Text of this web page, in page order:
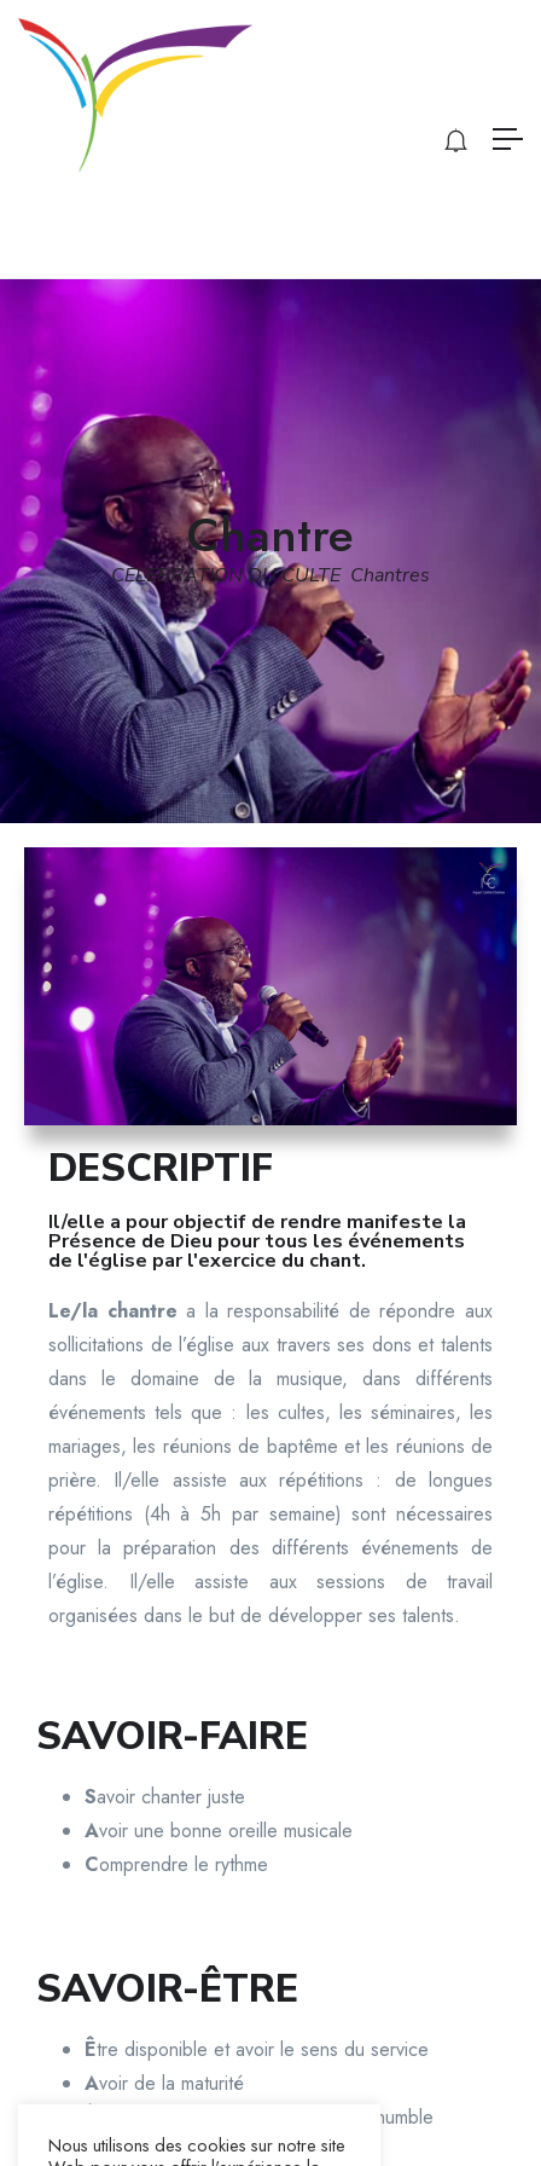
Chantre
CELEBRATION DU CULTE, Chantres
DESCRIPTIF
Il/elle a pour objectif de rendre manifeste la
Présence de Dieu pour tous les événements
de l'église par l'exercice du chant.
Le/la chantre a la responsabilité de répondre aux
sollicitations de l’église aux travers ses dons et talents
dans le domaine de la musique, dans différents
événements tels que : les cultes, les séminaires, les
mariages, les réunions de baptême et les réunions de
prière. Il/elle assiste aux répétitions : de longues
répétitions (4h à 5h par semaine) sont nécessaires
pour la préparation des différents événements de
l’église. Il/elle assiste aux sessions de travail
organisées dans le but de développer ses talents.
SAVOIR-FAIRE
Savoir chanter juste
Avoir une bonne oreille musicale
Comprendre le rythme
SAVOIR-ÊTRE
Être disponible et avoir le sens du service
Avoir de la maturité
tre soumis, mort(e) à soi-même et humble
Nous utilisons des cookies sur notre site